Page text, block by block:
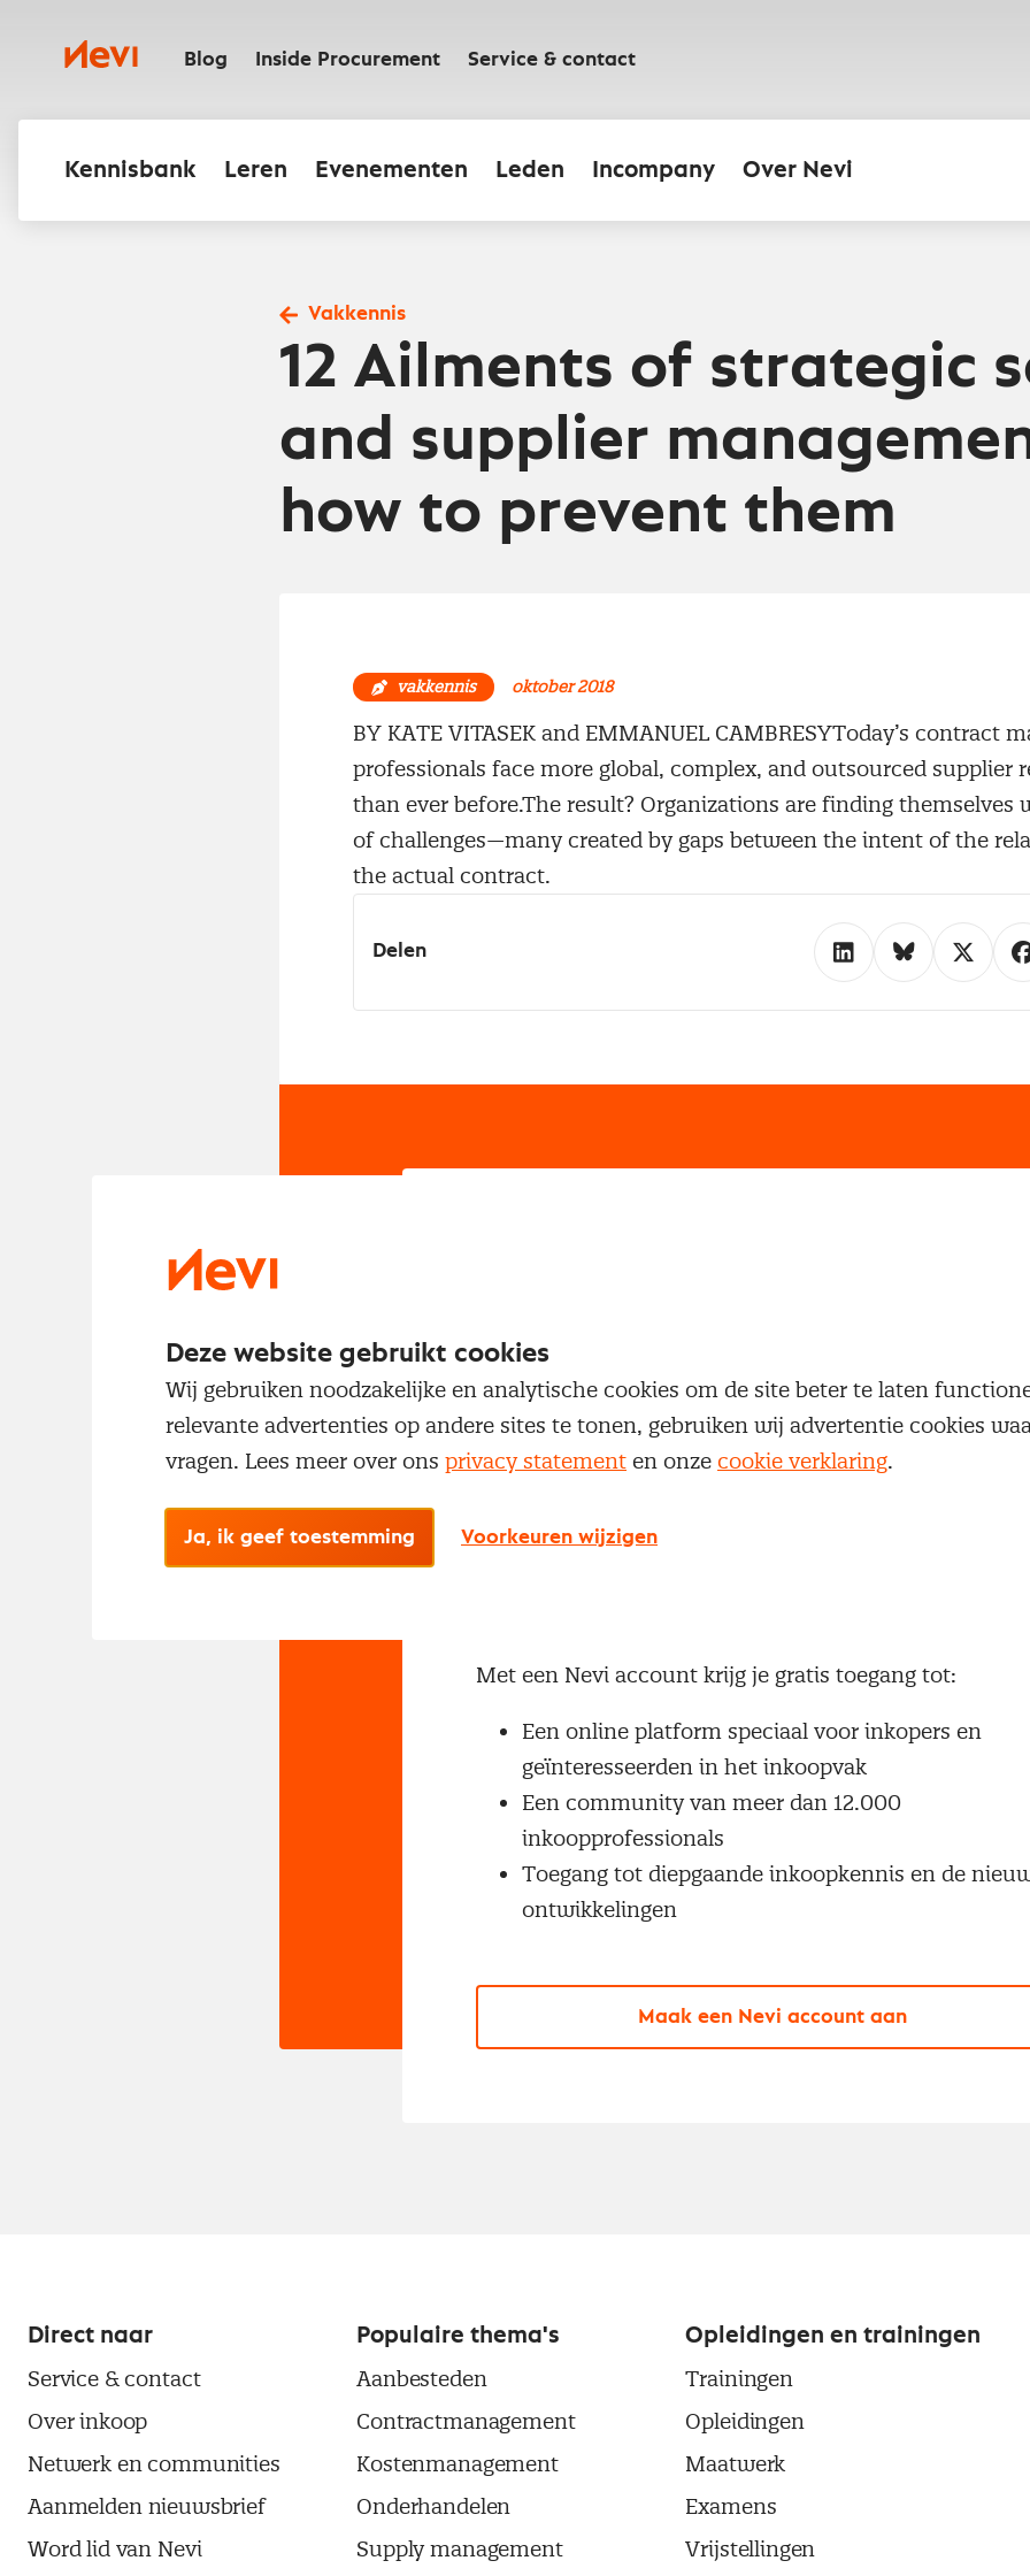
inhoudNevi Blog Inside Procurement Service & contact
Kennisbank Leren Evenementen Leden Incompany Over Nevi
Vakkennis
12 Ailments of strategic
and supplier
how to prevent them
vakkennis oktober 2018
BY KATE VITASEK and EMMANUEL CAMBRESYToday’s contract
professionals face more global, complex, and outsourced supplier
than ever before.The result? Organizations are finding themselves
of challenges—many created by gaps between the intent of the
the actual contract.
Delen
met je Nevi account.
Inloggen
Met een Nevi account krijg je gratis toegang tot:
Een online platform speciaal voor inkopers en
geïnteresseerden in het inkoopvak
Een community van meer dan 12.000
inkoopprofessionals
Toegang tot diepgaande inkoopkennis en de
ontwikkelingen
Maak een Nevi account aan
Direct naar
Service & contact
Over inkoop
Netwerk en communities
Aanmelden nieuwsbrief
Word lid van Nevi
Populaire thema's
Aanbesteden
Contractmanagement
Kostenmanagement
Onderhandelen
Supply management
Opleidingen en trainingen
Trainingen
Opleidingen
Maatwerk
Examens
Vrijstellingen
Deze website gebruikt cookies
Wij gebruiken noodzakelijke en analytische cookies om de site beter te laten
relevante advertenties op andere sites te tonen, gebruiken wij advertentie cookies
vragen. Lees meer over ons privacy statement en onze cookie verklaring.
Ja, ik geef toestemming Voorkeuren wijzigen